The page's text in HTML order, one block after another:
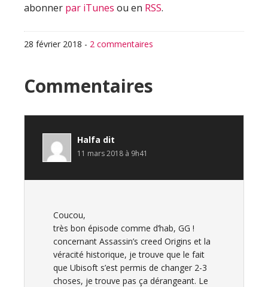
abonner par iTunes ou en RSS.
28 février 2018 - 2 commentaires
Interactions
du
lecteur
Commentaires
Halfa dit
11 mars 2018 à 9h41
Coucou,
très bon épisode comme d’hab, GG !
concernant Assassin’s creed Origins et la
véracité historique, je trouve que le fait
que Ubisoft s’est permis de changer 2-3
choses, je trouve pas ça dérangeant. Le